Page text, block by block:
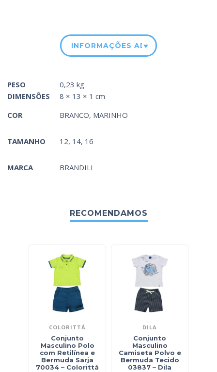
INFORMAÇÕES ADICIONAIS
PESO
0,23 kg
DIMENSÕES
8 × 13 × 1 cm
COR
BRANCO, MARINHO
TAMANHO 12, 14, 16
MARCA BRANDILI
RECOMENDAMOS
COLORITTÁ
Conjunto
Masculino Polo
com Retilínea e
Bermuda Sarja
70034 – Colorittá
DILA
Conjunto
Masculino
Camiseta Polvo e
Bermuda Tecido
03837 – Dila